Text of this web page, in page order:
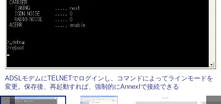
ADSLモデムにTELNETでログインし、コマンドによってラインモードを
変更。保存後、再起動すれば、強制的にAnnexIで接続できる